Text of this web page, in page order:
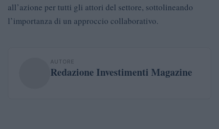
all’azione per tutti gli attori del settore, sottolineando
l’importanza di un approccio collaborativo.
AUTORE
Redazione Investimenti Magazine